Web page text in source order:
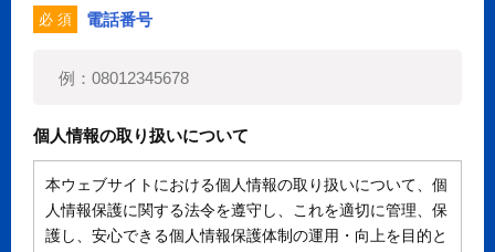
必 須 電話番号
個人情報の取り扱いについて
本ウェブサイトにおける個人情報の取り扱いについて、個
人情報保護に関する法令を遵守し、これを適切に管理、保
護し、安心できる個人情報保護体制の運用・向上を目的と